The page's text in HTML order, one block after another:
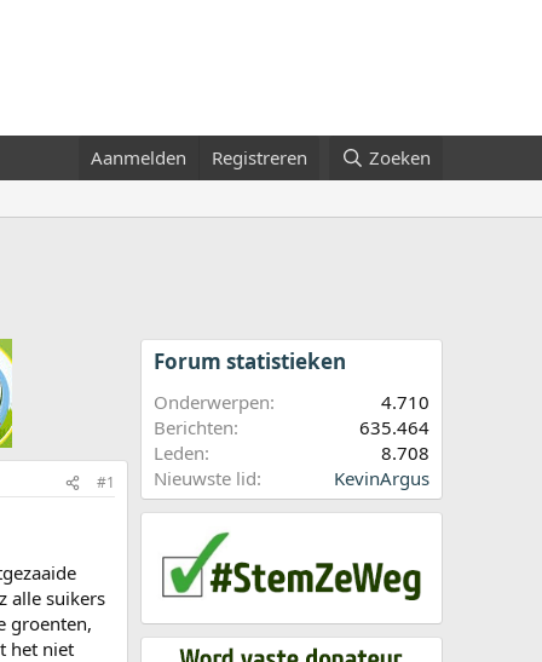
Aanmelden Registreren Zoeken
#1
alle suikers
groenten,
het niet
Forum statistieken
Onderwerpen
4.710
Berichten
635.464
Leden
8.708
Nieuwste lid
KevinArgus